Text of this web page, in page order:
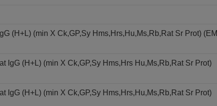
(H+L) (min X Ck,GP,Sy Hms,Hrs,Hu,Ms,Rb,Rat Sr Prot) (EM
IgG (H+L) (min X Ck,GP,Sy Hms,Hrs Hu,Ms,Rb,Rat Sr Prot)
IgG (H+L) (min X Ck,GP,Sy Hms,Hrs,Hu,Ms,Rb,Rat Sr Prot)